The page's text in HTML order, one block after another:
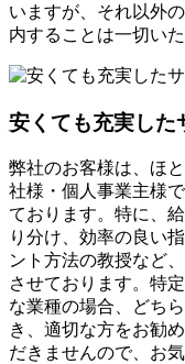
いますが、それ以外
内することは一切いた
安くても充実した
弊社のお客様は、ほ
社様・個人事業主様
ております。特に、
り分け、効率の良い
ント方法の教授など、
させております。特
な業種の場合、どち
き、適切な方をお勧
だきませんので、お